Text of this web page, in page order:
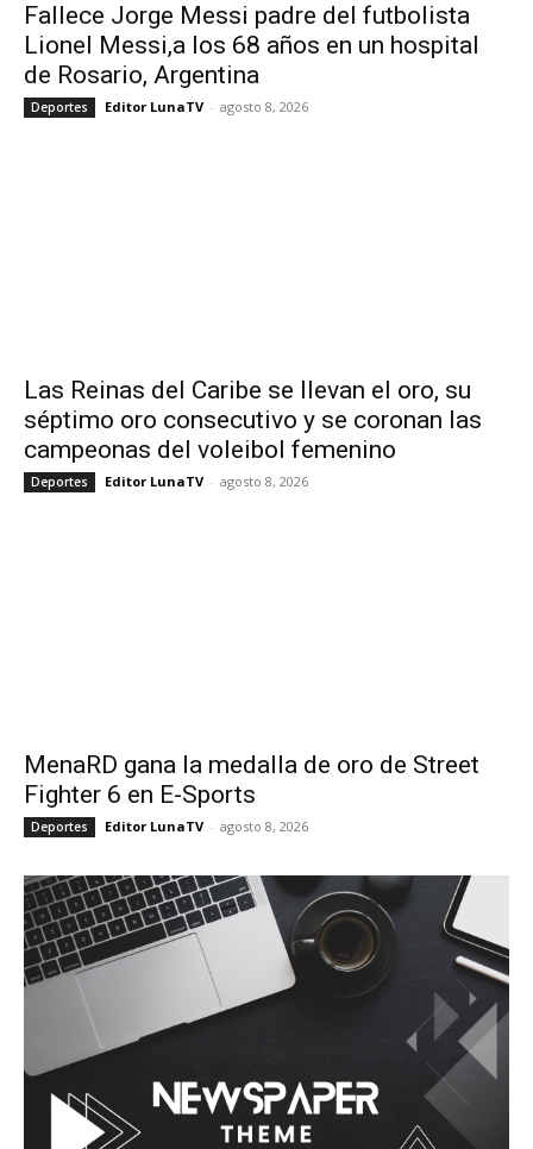
Fallece Jorge Messi padre del futbolista
Lionel Messi,a los 68 años en un hospital
de Rosario, Argentina
Deportes Editor LunaTV - agosto 8, 2026
Las Reinas del Caribe se llevan el oro, su
séptimo oro consecutivo y se coronan las
campeonas del voleibol femenino
Deportes Editor LunaTV - agosto 8, 2026
MenaRD gana la medalla de oro de Street
Fighter 6 en E-Sports
Deportes Editor LunaTV - agosto 8, 2026